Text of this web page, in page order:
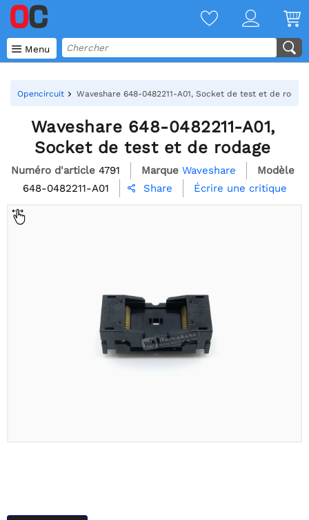
 Menu
Opencircuit Waveshare 648-0482211-A01, Socket de test et de
Waveshare 648-0482211-A01,
Socket de test et de rodage
Numéro d'article 4791 Marque Waveshare
Modèle
648-0482211-A01
 Share Écrire une critique